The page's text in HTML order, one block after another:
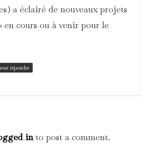
a éclairé de nouveaux projets
en cours ou à venir pour le
répondre
into post a comment.